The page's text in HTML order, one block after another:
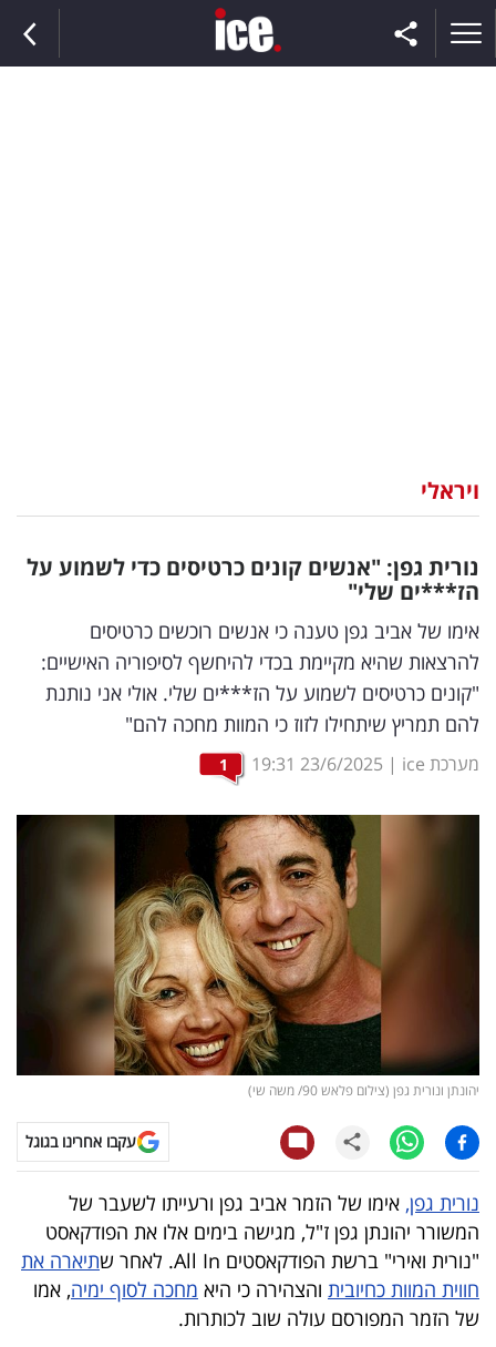
וצרכנות
דיגיטל
וטק
שיווק
ופרסום
משפט
מדדים
ויראלי
טלוויזיה
עסקי
ספורט
קריירה
ולימודים
ויראלי
נורית גפן: "אנשים קונים כרטיסים כדי לשמוע על
הז***ים שלי"
אימו של אביב גפן טענה כי אנשים רוכשים כרטיסים
להרצאות שהיא מקיימת בכדי להיחשף לסיפוריה האישיים:
"קונים כרטיסים לשמוע על הז***ים שלי. אולי אני נותנת
להם תמריץ שיתחילו לזוז כי המוות מחכה להם"
מערכת ice |
23/6/2025
19:31
1
יהונתן ונורית גפן (צילום פלאש 90/ משה שי)
עקבו אחרינו בגוגל
נורית גפן, אימו של הזמר אביב גפן ורעייתו לשעבר של
המשורר יהונתן גפן ז"ל, מגישה בימים אלו את הפודקאסט
"נורית ואירי" ברשת הפודקאסטים All In. לאחר ש
תיארה את
חווית המוות כחיובית והצהירה כי היא מחכה לסוף ימיה, אמו
של הזמר המפורסם עולה שוב לכותרות.